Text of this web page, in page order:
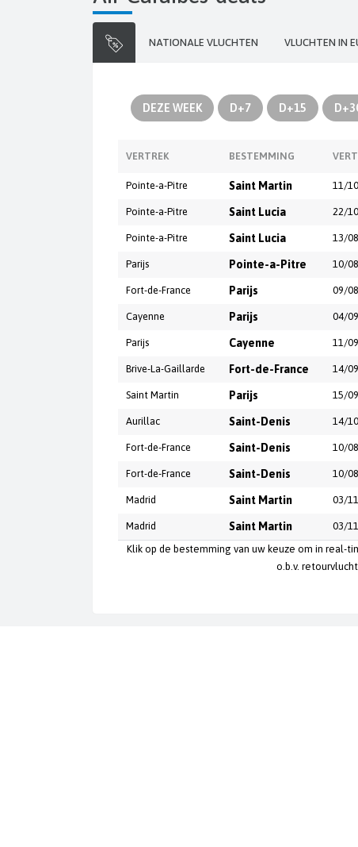
NATIONALE VLUCHTEN VLUCHTEN IN
DEZE WEEK D+7 D+15
VERTREK BESTEMMING
Pointe-a-Pitre Saint Martin 11/
Pointe-a-Pitre Saint Lucia 22/
Pointe-a-Pitre Saint Lucia 13/
Parijs Pointe-a-Pitre 10/
Fort-de-France Parijs 09/
Cayenne Parijs 04/
Parijs Cayenne 11/
Brive-La-Gaillarde Fort-de-France 14/
Saint Martin Parijs 15/
Aurillac Saint-Denis 14/
Fort-de-France Saint-Denis 10/
Fort-de-France Saint-Denis 10/
Madrid Saint Martin 03/
Madrid Saint Martin 03/
Klik op de bestemming van uw keuze om in real-
o.b.v.